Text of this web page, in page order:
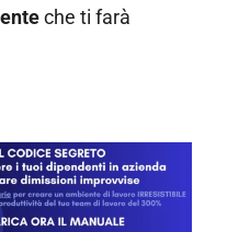
che ti farà